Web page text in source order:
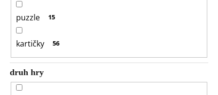
puzzle 15
kartičky 56
druh hry